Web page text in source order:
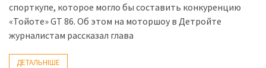
спорткупе, которое могло бы составить конкуренцию
«Тойоте» GT 86. Об этом на моторшоу в Детройте
журналистам рассказал глава
ДЕТАЛЬНІШЕ